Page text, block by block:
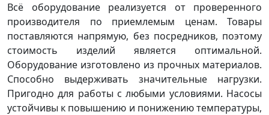
Всё оборудование реализуется от проверенного
производителя по приемлемым ценам. Товары
поставляются напрямую, без посредников, поэтому
стоимость изделий является оптимальной.
Оборудование изготовлено из прочных материалов.
Способно выдерживать значительные нагрузки.
Пригодно для работы с любыми условиями. Насосы
устойчивы к повышению и понижению температуры,